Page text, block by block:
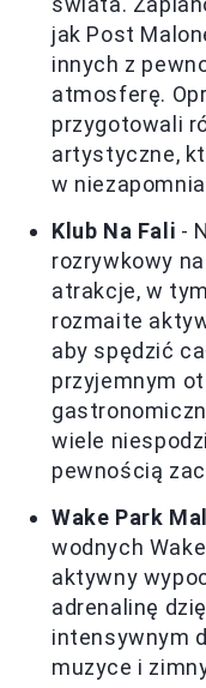
jak Post
innych z
atmosferę.
przygotowali
artystyczne,
w
Klub Na Fali -
rozrywkowy
atrakcje, w
rozmaite
aby spędzić
przyjemnym
wiele
pewnością
Wake Park
wodnych
aktywny
adrenalinę
intensywnym
muzyce i